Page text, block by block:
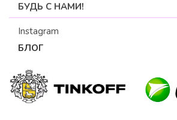
БУДЬ С НАМИ!
Instagram
БЛОГ